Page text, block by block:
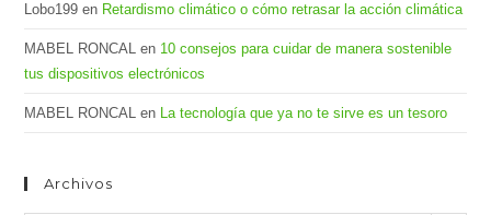
Lobo199 en Retardismo climático o cómo retrasar la acción climática
MABEL RONCAL en 10 consejos para cuidar de manera sostenible
tus dispositivos electrónicos
MABEL RONCAL en La tecnología que ya no te sirve es un tesoro
Archivos